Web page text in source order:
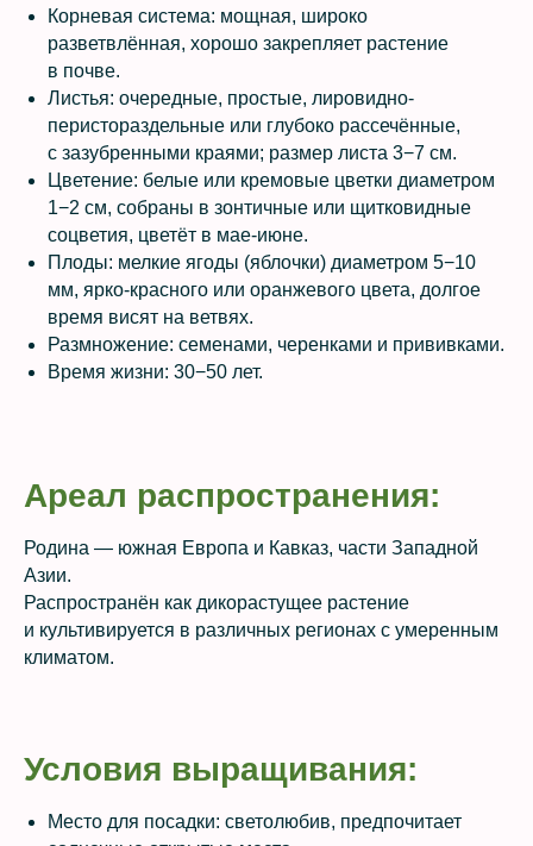
Корневая система: мощная, широко
разветвлённая, хорошо закрепляет растение
в почве.
Листья: очередные, простые, лировидно-
перистораздельные или глубоко рассечённые,
с зазубренными краями; размер листа 3−7 см.
Цветение: белые или кремовые цветки диаметром
1−2 см, собраны в зонтичные или щитковидные
соцветия, цветёт в мае-июне.
Плоды: мелкие ягоды (яблочки) диаметром 5−10
мм, ярко-красного или оранжевого цвета, долгое
время висят на ветвях.
Размножение: семенами, черенками и прививками.
Время жизни: 30−50 лет.
Ареал распространения:
Родина — южная Европа и Кавказ, части Западной
Азии.
Распространён как дикорастущее растение
и культивируется в различных регионах с умеренным
климатом.
Условия выращивания:
Место для посадки: светолюбив, предпочитает